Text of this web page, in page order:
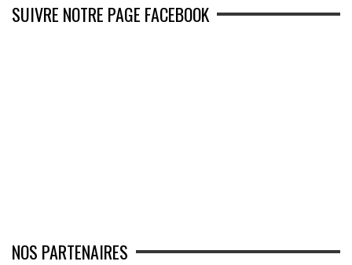
SUIVRE NOTRE PAGE FACEBOOK
NOS PARTENAIRES